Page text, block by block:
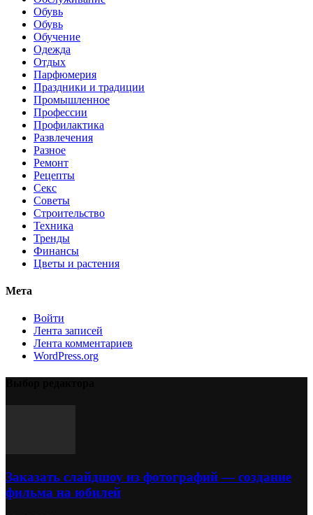
Обувь
Обувь
Обучение
Одежда
Отдых
Парфюмерия
Праздники и традиции
Промышленное
Профессии
Профилактика
Развлечения
Разное
Ремонт
Рецепты
Секс
Советы
Строительство
Техника
Тренды
Финансы
Цветы и растения
Мета
Войти
Лента записей
Лента комментариев
WordPress.org
Заказать слайдшоу из фотографий — создание
фильма на юбилей